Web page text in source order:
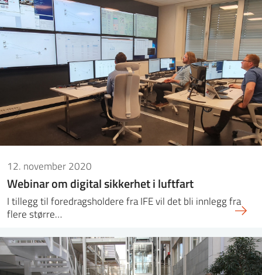
12. november 2020
Webinar om digital sikkerhet i luftfart
I tillegg til foredragsholdere fra IFE vil det bli innlegg fra
flere større…